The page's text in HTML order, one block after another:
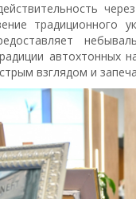
традиционного
автохтонных
взглядом и